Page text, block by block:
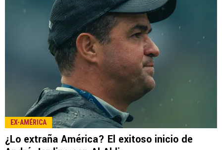
LEE TAMBIÉN